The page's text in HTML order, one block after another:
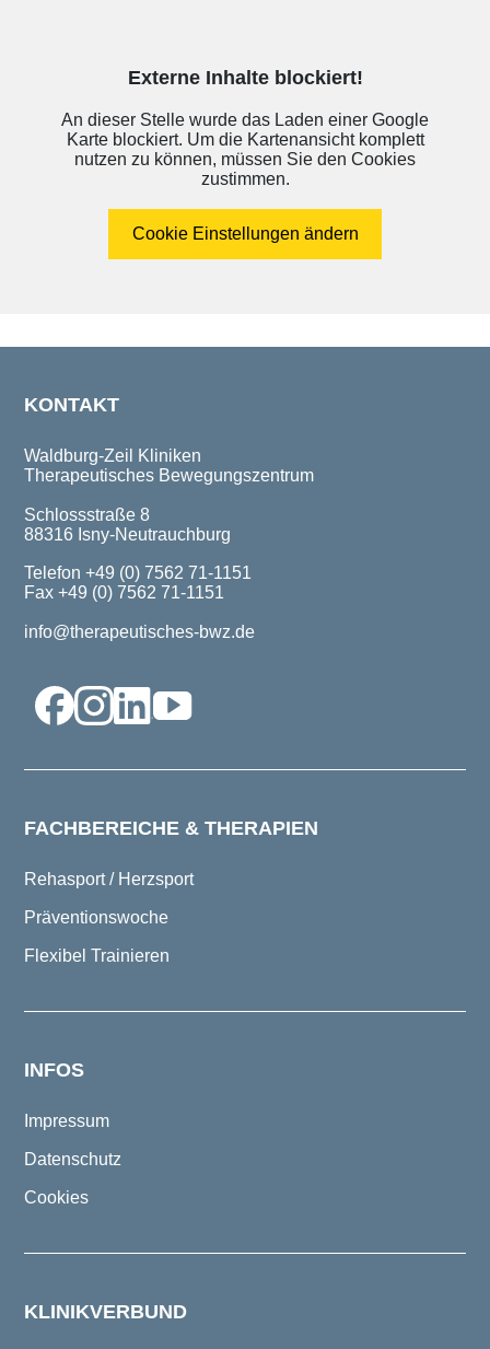
Externe Inhalte blockiert!
An dieser Stelle wurde das Laden einer Google
Karte blockiert. Um die Kartenansicht komplett
nutzen zu können, müssen Sie den Cookies
zustimmen.
Cookie Einstellungen ändern
KONTAKT
Waldburg-Zeil Kliniken
Therapeutisches Bewegungszentrum
Schlossstraße 8
88316 Isny-Neutrauchburg
Telefon +49 (0) 7562 71-1151
Fax +49 (0) 7562 71-1151
info@therapeutisches-bwz.de
FACHBEREICHE & THERAPIEN
Rehasport / Herzsport
Präventionswoche
Flexibel Trainieren
INFOS
Impressum
Datenschutz
Cookies
KLINIKVERBUND